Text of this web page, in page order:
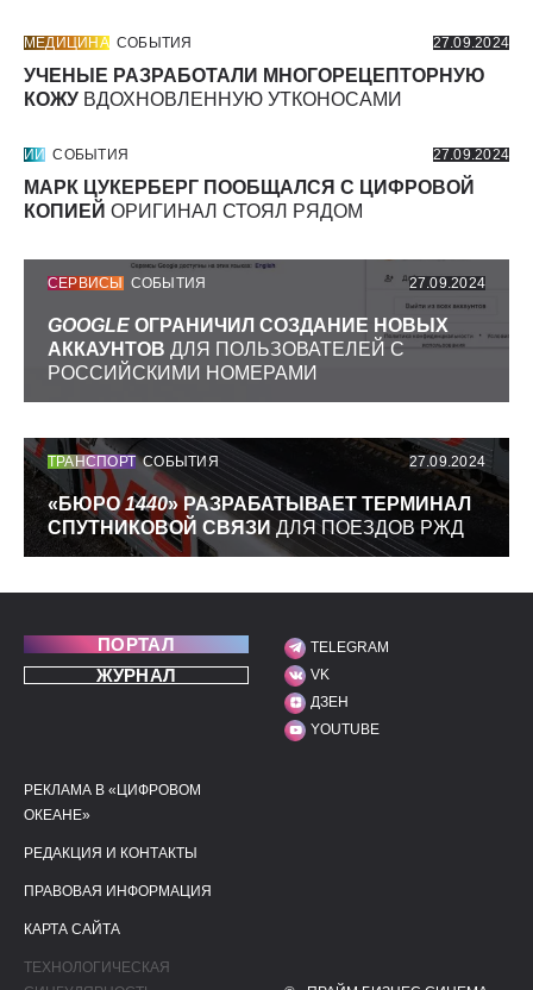
МЕДИЦИНА СОБЫТИЯ 27.09.2024
УЧЕНЫЕ РАЗРАБОТАЛИ МНОГОРЕЦЕПТОРНУЮ
КОЖУ ВДОХНОВЛЕННУЮ УТКОНОСАМИ
ИИ СОБЫТИЯ 27.09.2024
МАРК ЦУКЕРБЕРГ ПООБЩАЛСЯ С ЦИФРОВОЙ
КОПИЕЙ ОРИГИНАЛ СТОЯЛ РЯДОМ
СЕРВИСЫ СОБЫТИЯ 27.09.2024
GOOGLE ОГРАНИЧИЛ СОЗДАНИЕ НОВЫХ
АККАУНТОВ ДЛЯ ПОЛЬЗОВАТЕЛЕЙ С
РОССИЙСКИМИ НОМЕРАМИ
ТРАНСПОРТ СОБЫТИЯ 27.09.2024
«БЮРО1440» РАЗРАБАТЫВАЕТ ТЕРМИНАЛ
СПУТНИКОВОЙ СВЯЗИ ДЛЯ ПОЕЗДОВ РЖД
ПОРТАЛ
ЖУРНАЛ
МЫ В СОЦИАЛЬНЫХ
TELEGRAM
VK
ДЗЕН
YOUTUBE
ПОЛЕЗНЫЕ ССЫЛКИ
РЕКЛАМА В «ЦИФРОВОМ
ОКЕАНЕ»
РЕДАКЦИЯ И КОНТАКТЫ
ПРАВОВАЯ ИНФОРМАЦИЯ
КАРТА САЙТА
ТЕХНОЛОГИЧЕСКАЯ